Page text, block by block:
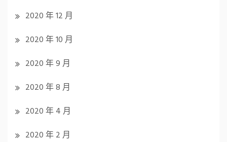
2020 年 12 月
2020 年 10 月
2020 年 9 月
2020 年 8 月
2020 年 4 月
2020 年 2 月